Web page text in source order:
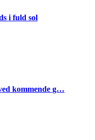
i fuld sol
kommende g…